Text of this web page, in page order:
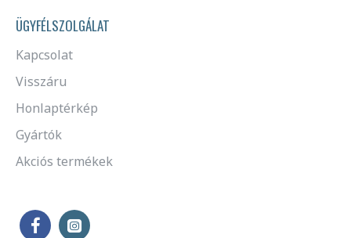
ÜGYFÉLSZOLGÁLAT
Kapcsolat
Visszáru
Honlaptérkép
Gyártók
Akciós termékek